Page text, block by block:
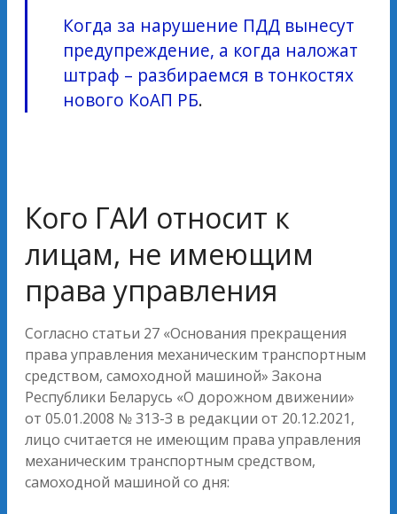
Когда за нарушение ПДД вынесут
предупреждение, а когда наложат
штраф – разбираемся в тонкостях
нового КоАП РБ.
Кого ГАИ относит к
лицам, не имеющим
права управления
Согласно статьи 27 «Основания прекращения
права управления механическим транспортным
средством, самоходной машиной» Закона
Республики Беларусь «О дорожном движении»
от 05.01.2008 № 313-З в редакции от 20.12.2021,
лицо считается не имеющим права управления
механическим транспортным средством,
самоходной машиной со дня: